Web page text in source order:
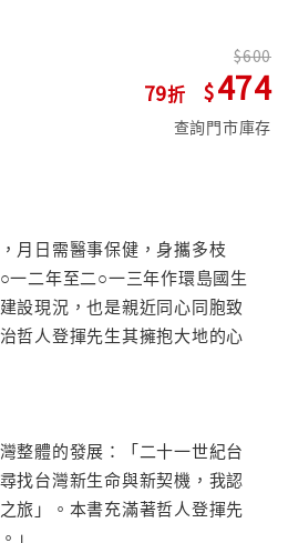
79
600
474
查詢門市庫存
月日需醫事保健，身攜多枝
一二年至二○一三年作環島國生
設現況，也是親近同心同胞致
哲人登揮先生其擁抱大地的心
整體的發展：「二十一世紀台
找台灣新生命與新契機，我認
旅」。本書充滿著哲人登揮先
」